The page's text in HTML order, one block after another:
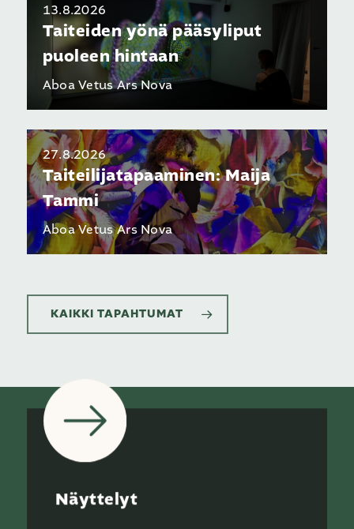
13.8.2026
Taiteiden yönä pääsyliput
puoleen hintaan
Aboa Vetus Ars Nova
27.8.2026
Taiteilijatapaaminen: Maija
Tammi
Aboa Vetus Ars Nova
KAIKKI TAPAHTUMAT
Näyttelyt